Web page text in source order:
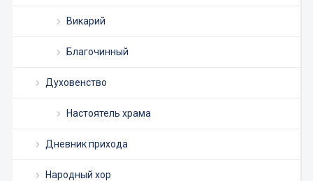
Викарий
Благочинный
Духовенство
Настоятель храма
Дневник прихода
Народный хор